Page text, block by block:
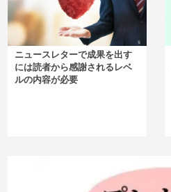
ニュースレターで成果を出す
には読者から感謝されるレベ
ルの内容が必要